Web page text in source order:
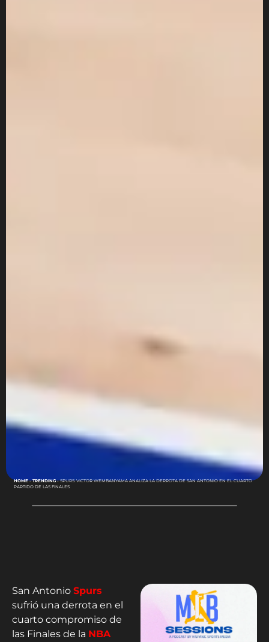
HOME-TRENDING-SPURS: VICTOR WEMBANYAMA ANALIZA LA DERROTA DE SAN ANTONIO EN EL CUARTO
PARTIDO DE LAS FINALES
San Antonio Spurs
sufrió una derrota en el
cuarto compromiso de
las Finales de la NBA